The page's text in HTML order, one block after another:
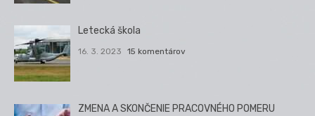
Letecká škola
16. 3. 2023 15 komentárov
ZMENA A SKONČENIE PRACOVNÉHO POMERU